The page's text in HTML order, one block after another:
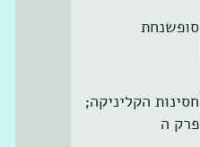
סופשנחת
חסינות הקליניקה;
פרק ה